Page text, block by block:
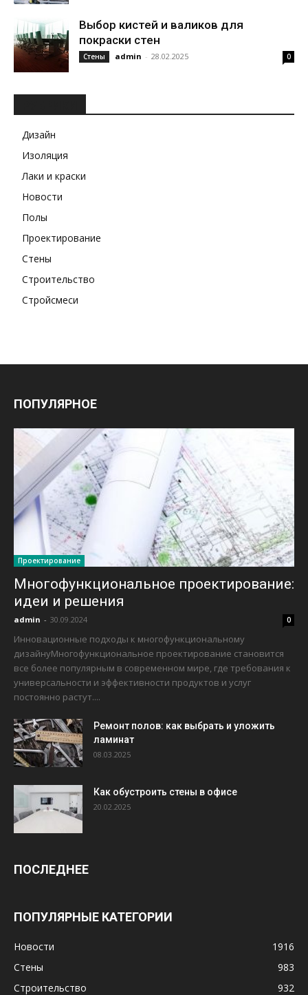
Выбор кистей и валиков для
покраски стен
Стены admin - 28.02.2025 0
Дизайн
Изоляция
Лаки и краски
Новости
Полы
Проектирование
Стены
Строительство
Стройсмеси
ПОПУЛЯРНОЕ
Проектирование
Многофункциональное проектирование:
идеи и решения
admin - 30.09.2024 0
Инновационные подходы к многофункциональному
дизайнуМногофункциональное проектирование становится
все более популярным в современном мире, где требования к
универсальности и эффективности продуктов и услуг
постоянно растут....
Ремонт полов: как выбрать и уложить
ламинат
08.03.2025
Как обустроить стены в офисе
20.02.2025
ПОСЛЕДНЕЕ
ПОПУЛЯРНЫЕ КАТЕГОРИИ
Новости
1916
Стены
983
Строительство
932